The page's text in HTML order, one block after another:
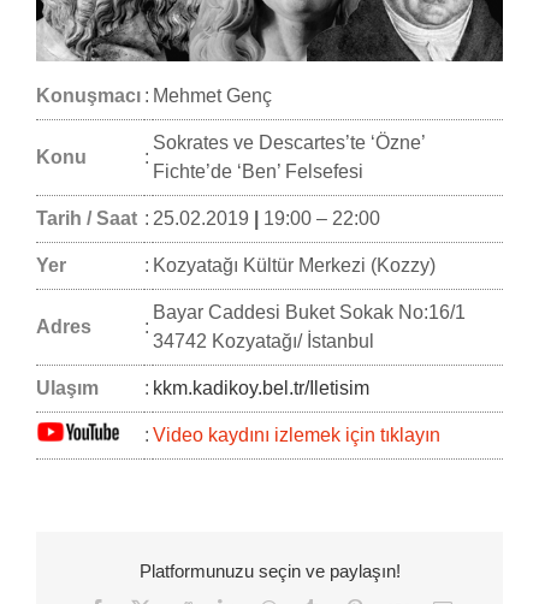
Konuşmacı : Mehmet Genç
Konu :
Sokrates ve Descartes’te ‘Özne’
Fichte’de ‘Ben’ Felsefesi
Tarih / Saat : 25.02.2019 19:00 – 22:00
Yer : Kozyatağı Kültür Merkezi (Kozzy)
Adres :
Bayar Caddesi Buket Sokak No:16/1
34742 Kozyatağı/ İstanbul
Ulaşım : kkm.kadikoy.bel.tr/Iletisim
: Video kaydını izlemek için tıklayın
Platformunuzu seçin ve paylaşın!